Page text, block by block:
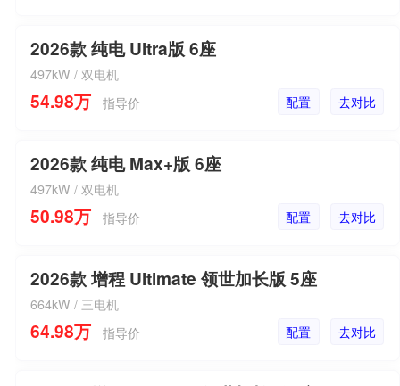
2026款 纯电 Ultra版 6座
497kW / 双电机
54.98万 指导价 去对比
配置
2026款 纯电 Max+版 6座
497kW / 双电机
50.98万 指导价 去对比
配置
2026款 增程 Ultimate 领世加长版 5座
664kW / 三电机
64.98万 指导价 去对比
配置